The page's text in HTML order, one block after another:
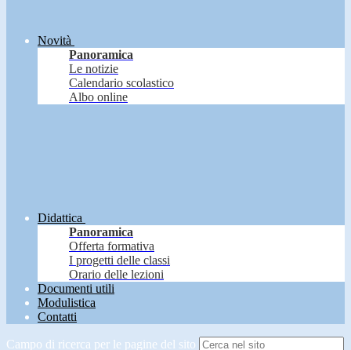
Novità
Panoramica
Le notizie
Calendario scolastico
Albo online
Didattica
Panoramica
Offerta formativa
I progetti delle classi
Orario delle lezioni
Documenti utili
Modulistica
Contatti
Campo di ricerca per le pagine del sito